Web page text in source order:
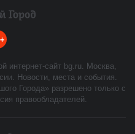
интернет-сайт bg.ru. Москва,
Новости, места и события.
Города» разрешено только с
правообладателей.